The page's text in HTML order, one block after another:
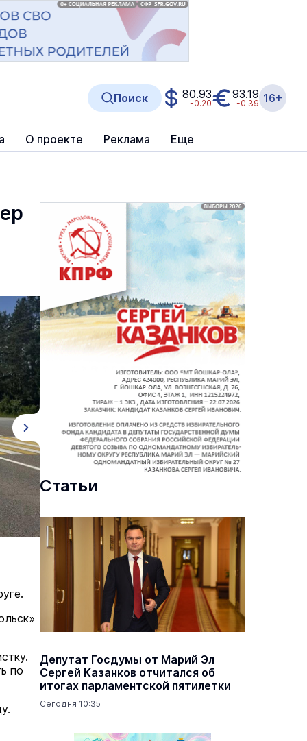
О проекте Реклама Еще
Поиск 80.93
-0.20
93.19
-0.39 16+
по
Статьи
Депутат Госдумы от Марий Эл
Сергей Казанков отчитался об
итогах парламентской пятилетки
Сегодня 10:35